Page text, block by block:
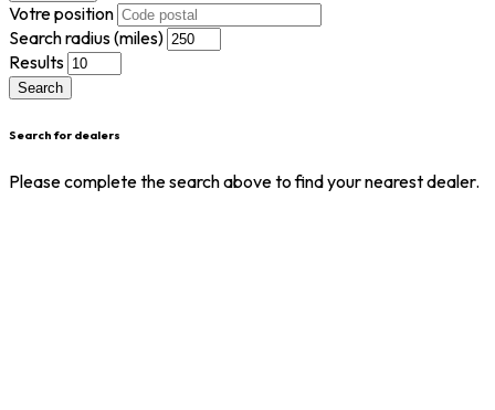
Votre position
Search radius (miles)
Results
Search
Search for dealers
Please complete the search above to find your nearest dealer.